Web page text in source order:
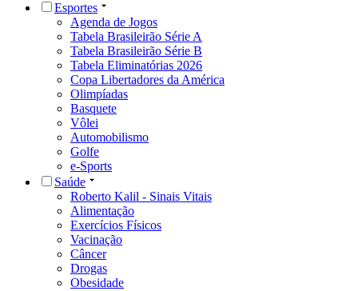
Esportes
Agenda de Jogos
Tabela Brasileirão Série A
Tabela Brasileirão Série B
Tabela Eliminatórias 2026
Copa Libertadores da América
Olimpíadas
Basquete
Vôlei
Automobilismo
Golfe
e-Sports
Saúde
Roberto Kalil - Sinais Vitais
Alimentação
Exercícios Físicos
Vacinação
Câncer
Drogas
Obesidade